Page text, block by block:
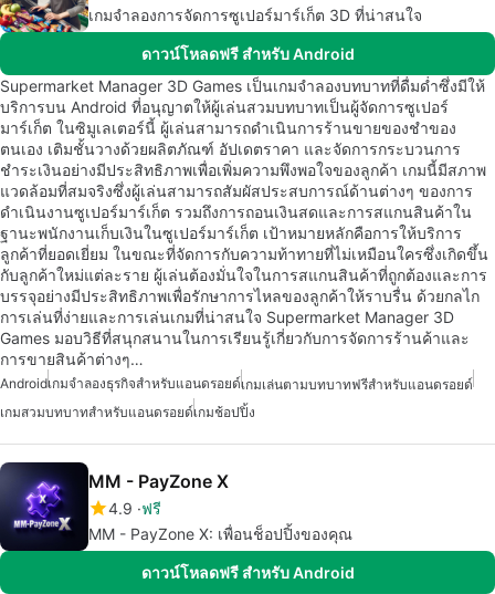
เกมจำลองการจัดการซูเปอร์มาร์เก็ต 3D ที่น่าสนใจ
ดาวน์โหลดฟรี สำหรับ Android
Supermarket Manager 3D Games เป็นเกมจำลองบทบาทที่ดื่มด่ำซึ่งมีให้
บริการบน Android ที่อนุญาตให้ผู้เล่นสวมบทบาทเป็นผู้จัดการซูเปอร์
มาร์เก็ต ในซิมูเลเตอร์นี้ ผู้เล่นสามารถดำเนินการร้านขายของชำของ
ตนเอง เติมชั้นวางด้วยผลิตภัณฑ์ อัปเดตราคา และจัดการกระบวนการ
ชำระเงินอย่างมีประสิทธิภาพเพื่อเพิ่มความพึงพอใจของลูกค้า เกมนี้มีสภาพ
แวดล้อมที่สมจริงซึ่งผู้เล่นสามารถสัมผัสประสบการณ์ด้านต่างๆ ของการ
ดำเนินงานซูเปอร์มาร์เก็ต รวมถึงการถอนเงินสดและการสแกนสินค้าใน
ฐานะพนักงานเก็บเงินในซูเปอร์มาร์เก็ต เป้าหมายหลักคือการให้บริการ
ลูกค้าที่ยอดเยี่ยม ในขณะที่จัดการกับความท้าทายที่ไม่เหมือนใครซึ่งเกิดขึ้น
กับลูกค้าใหม่แต่ละราย ผู้เล่นต้องมั่นใจในการสแกนสินค้าที่ถูกต้องและการ
บรรจุอย่างมีประสิทธิภาพเพื่อรักษาการไหลของลูกค้าให้ราบรื่น ด้วยกลไก
การเล่นที่ง่ายและการเล่นเกมที่น่าสนใจ Supermarket Manager 3D
Games มอบวิธีที่สนุกสนานในการเรียนรู้เกี่ยวกับการจัดการร้านค้าและ
การขายสินค้าต่างๆ…
Androidเกมจำลองธุรกิจสำหรับแอนดรอยด์เกมเล่นตามบทบาทฟรีสำหรับแอนดรอยด์
เกมสวมบทบาทสำหรับแอนดรอยด์เกมช้อปปิ้ง
MM - PayZone X
4.9 ฟรี
MM - PayZone X: เพื่อนช็อปปิ้งของคุณ
ดาวน์โหลดฟรี สำหรับ Android